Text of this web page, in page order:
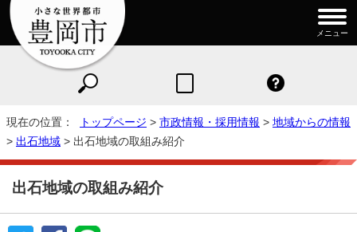
メニュー
現在の位置： トップページ > 市政情報・採用情報 > 地域からの情報
> 出石地域 > 出石地域の取組み紹介
出石地域の取組み紹介